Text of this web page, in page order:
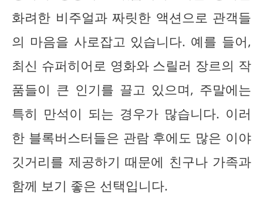
화려한 비주얼과 짜릿한 액션으로 관객들
의 마음을 사로잡고 있습니다. 예를 들어,
최신 슈퍼히어로 영화와 스릴러 장르의 작
품들이 큰 인기를 끌고 있으며, 주말에는
특히 만석이 되는 경우가 많습니다. 이러
한 블록버스터들은 관람 후에도 많은 이야
깃거리를 제공하기 때문에 친구나 가족과
함께 보기 좋은 선택입니다.